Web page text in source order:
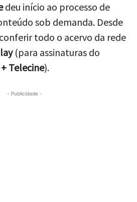
deu início ao processo de
sob demanda. Desde
todo o acervo da rede
(para assinaturas do
Telecine).
- Publicidade -